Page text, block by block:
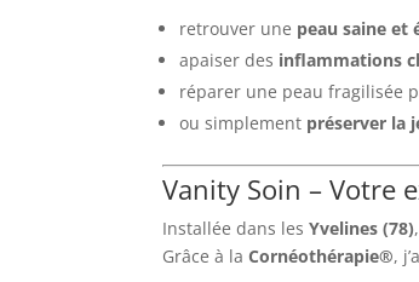
retrouver une peau saine et
apaiser des inflammations
réparer une peau fragilisée
ou simplement préserver la
Vanity Soin – Votre
Installée dans lesYvelines (78)
Grâce à laCornéothérapie®,